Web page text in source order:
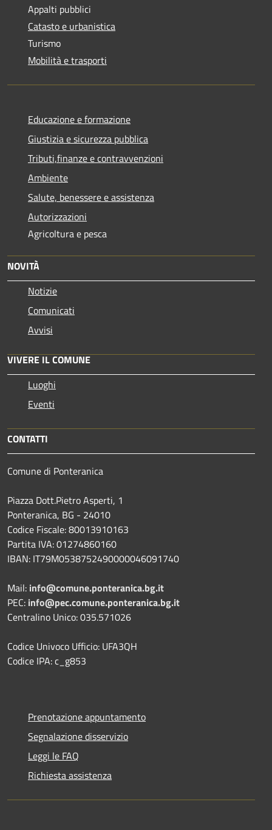
Appalti pubblici
Catasto e urbanistica
Turismo
Mobilità e trasporti
Educazione e formazione
Giustizia e sicurezza pubblica
Tributi,finanze e contravvenzioni
Ambiente
Salute, benessere e assistenza
Autorizzazioni
Agricoltura e pesca
NOVITÀ
Notizie
Comunicati
Avvisi
VIVERE IL COMUNE
Luoghi
Eventi
CONTATTI
Comune di Ponteranica
Piazza Dott.Pietro Asperti, 1
Ponteranica, BG - 24010
Codice Fiscale: 80013910163
Partita IVA: 01274860160
IBAN: IT79M0538752490000046091740
Mail: info@comune.ponteranica.bg.it
PEC: info@pec.comune.ponteranica.bg.it
Centralino Unico: 035.571026
Codice Univoco Ufficio: UFA3QH
Codice IPA: c_g853
Prenotazione appuntamento
Segnalazione disservizio
Leggi le FAQ
Richiesta assistenza